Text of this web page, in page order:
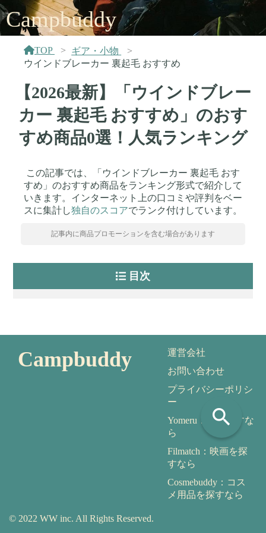
Campbuddy
TOP
ギア・小物
ウインドブレーカー 裏起毛 おすすめ
【2026最新】「ウインドブレー
カー 裏起毛 おすすめ」のおす
すめ商品0選！人気ランキング
この記事では、「ウインドブレーカー 裏起毛 おす
すめ」のおすすめ商品をランキング形式で紹介して
いきます。インターネット上の口コミや評判をベー
スに集計し独自のスコアでランク付けしています。
記事内に商品プロモーションを含む場合があります
目次
search
Campbuddy
運営会社
お問い合わせ
プライバシーポリシ
ー
Yomeru：本を探すな
ら
Filmatch：映画を探
すなら
Cosmebuddy：コス
メ用品を探すなら
© 2022 WW inc. All Rights Reserved.